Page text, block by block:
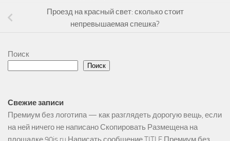
Проезд на красный свет: сколько стоит
непревышаемая спешка?
Поиск
Поиск
Свежие записи
Премиум без логотипа — как разглядеть дорогую вещь, если
на ней ничего не написано Скопировать Размещена на